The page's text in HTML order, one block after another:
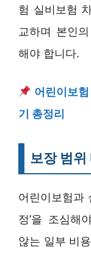
험 실비보험
교하며 본인
해야 합니다.
어린이보
기 총정리
보장 범위
어린이보험과
정’을 조심해
않는 일부 비